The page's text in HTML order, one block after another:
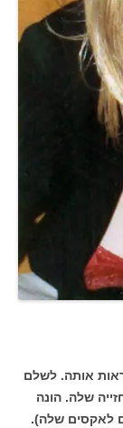
כדי לראות אותה. לשלם
שלה. הונה
לאקסים שלה).